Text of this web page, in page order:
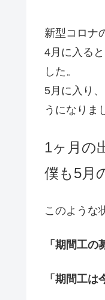
新型コロナ
4月に入る
した。
5月に入り
うになりま
1ヶ月の
僕も5月
このような
「期間工の
「期間工は